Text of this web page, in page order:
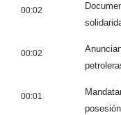
00:02
00:02
00:01